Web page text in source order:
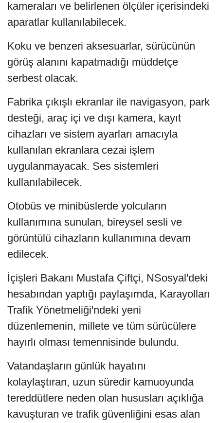
kameraları ve belirlenen ölçüler içerisindeki
aparatlar kullanılabilecek.
Koku ve benzeri aksesuarlar, sürücünün
görüş alanını kapatmadığı müddetçe
serbest olacak.
Fabrika çıkışlı ekranlar ile navigasyon, park
desteği, araç içi ve dışı kamera, kayıt
cihazları ve sistem ayarları amacıyla
kullanılan ekranlara cezai işlem
uygulanmayacak. Ses sistemleri
kullanılabilecek.
Otobüs ve minibüslerde yolcuların
kullanımına sunulan, bireysel sesli ve
görüntülü cihazların kullanımına devam
edilecek.
İçişleri Bakanı Mustafa Çiftçi, NSosyal'deki
hesabından yaptığı paylaşımda, Karayolları
Trafik Yönetmeliği'ndeki yeni
düzenlemenin, millete ve tüm sürücülere
hayırlı olması temennisinde bulundu.
Vatandaşların günlük hayatını
kolaylaştıran, uzun süredir kamuoyunda
tereddütlere neden olan hususları açıklığa
kavuşturan ve trafik güvenliğini esas alan